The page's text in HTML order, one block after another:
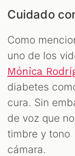
Cuidado
Como
uno de los
Mónica
diabetes
cura. Sin
de voz que
timbre y tono
cámara.